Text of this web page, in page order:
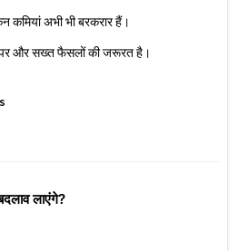
कमियां अभी भी बरकरार हैं।
और सख्त फैसलों की जरूरत है।
लाएंगे?